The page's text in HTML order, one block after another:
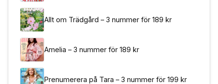
Allt om Trädgård – 3 nummer för 189 kr
Amelia – 3 nummer för 189 kr
Prenumerera på Tara – 3 nummer för 199 kr